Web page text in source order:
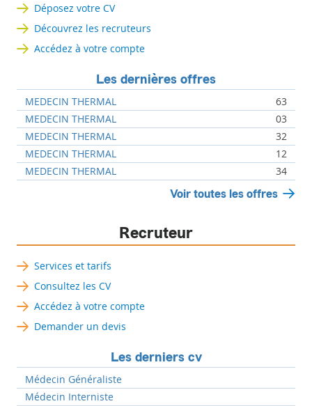
Déposez votre CV
Découvrez les recruteurs
Accédez à votre compte
Les dernières offres
MEDECIN THERMAL
63
MEDECIN THERMAL
03
MEDECIN THERMAL
32
MEDECIN THERMAL
12
MEDECIN THERMAL
34
Voir toutes les offres
Recruteur
Services et tarifs
Consultez les CV
Accédez à votre compte
Demander un devis
Les derniers cv
Médecin Généraliste
Médecin Interniste